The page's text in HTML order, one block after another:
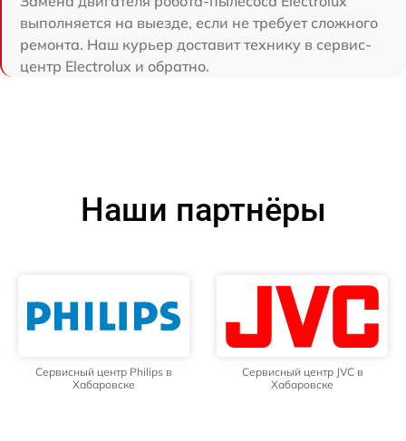
выполняется на выезде, если не требует сложного
ремонта. Наш курьер доставит технику в сервис-
центр Electrolux и обратно.
Наши партнёры
Сервисный центр Philips в
Хабаровске
Сервисный центр JVC в
Хабаровске